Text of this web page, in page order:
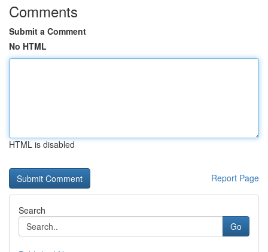
Comments
Submit a Comment
No HTML
HTML is disabled
Report Page
Search
Go